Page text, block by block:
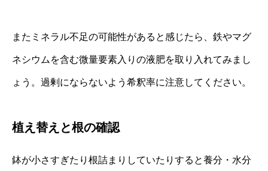
またミネラル不足の可能性があると感じたら、鉄やマグ
ネシウムを含む微量要素入りの液肥を取り入れてみまし
ょう。過剰にならないよう希釈率に注意してください。
植え替えと根の確認
鉢が小さすぎたり根詰まりしていたりすると養分・水分